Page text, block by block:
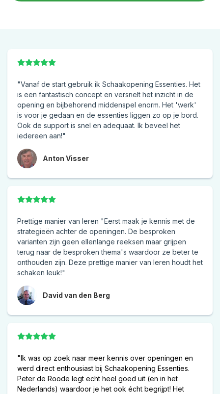
"Vanaf de start gebruik ik Schaakopening Essenties. Het
is een fantastisch concept en versnelt het inzicht in de
opening en bijbehorend middenspel enorm. Het 'werk'
is voor je gedaan en de essenties liggen zo op je bord.
Ook de support is snel en adequaat. Ik beveel het
iedereen aan!"
Anton Visser
Prettige manier van leren "Eerst maak je kennis met de
strategieën achter de openingen. De besproken
varianten zijn geen ellenlange reeksen maar grijpen
terug naar de besproken thema's waardoor ze beter te
onthouden zijn. Deze prettige manier van leren houdt het
schaken leuk!"
David van den Berg
"Ik was op zoek naar meer kennis over openingen en
werd direct enthousiast bij Schaakopening Essenties.
Peter de Roode legt echt heel goed uit (en in het
Nederlands) waardoor je het ook écht begrijpt! Het